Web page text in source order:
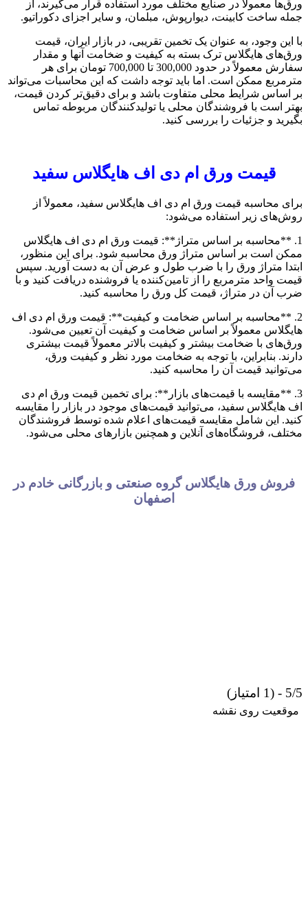
ورق‌ها معمولاً در صنایع مختلف مورد استفاده قرار می‌گیرند، از
جمله ساخت کابینت، دیوارپوش، مبلمان، و سایر اجزای دکوراتیو.
با این وجود، به عنوان یک تخمین تقریبی، در بازار ایران، قیمت
ورق‌های هایگلاس ترک بسته به کیفیت و ضخامت آنها و مقدار
سفارش معمولاً در حدود 300,000 تا 700,000 تومان برای هر
مترمربع ممکن است. اما باید توجه داشت که این محاسبات می‌تواند
بر اساس شرایط محلی متفاوت باشد و برای دقیق‌تر کردن قیمت،
بهتر است با فروشندگان محلی یا تولیدکنندگان مربوطه تماس
بگیرید و جزئیات را بررسی کنید.
قیمت ورق ام دی اف هایگلاس سفید
برای محاسبه قیمت ورق ام دی اف هایگلاس سفید، معمولاً از
روش‌های زیر استفاده می‌شود:
1. **محاسبه بر اساس متراژ**: قیمت ورق ام دی اف هایگلاس
ممکن است بر اساس متراژ ورق محاسبه شود. برای این منظور،
ابتدا متراژ ورق را با ضرب طول و عرض آن به دست آورید. سپس
قیمت واحد مترمربع را از تامین‌کننده یا فروشنده دریافت کنید و با
ضرب آن در متراژ، قیمت کل ورق را محاسبه کنید.
2. **محاسبه بر اساس ضخامت و کیفیت**: قیمت ورق ام دی اف
هایگلاس معمولاً بر اساس ضخامت و کیفیت آن تعیین می‌شود.
ورق‌های با ضخامت بیشتر و کیفیت بالاتر معمولاً قیمت بیشتری
دارند. بنابراین، با توجه به ضخامت مورد نظر و کیفیت ورق،
می‌توانید قیمت آن را محاسبه کنید.
3. **مقایسه با قیمت‌های بازار**: برای تخمین قیمت ورق ام دی
اف هایگلاس سفید، می‌توانید قیمت‌های موجود در بازار را مقایسه
کنید. این شامل مقایسه قیمت‌های اعلام شده توسط فروشندگان
مختلف، فروشگاه‌های آنلاین و همچنین بازارهای محلی می‌شود.
فروش ورق هایگلاس گروه صنعتی و بازرگانی خادم در
اصفهان
5/5 - (1 امتیاز)
موقعیت روی نقشه